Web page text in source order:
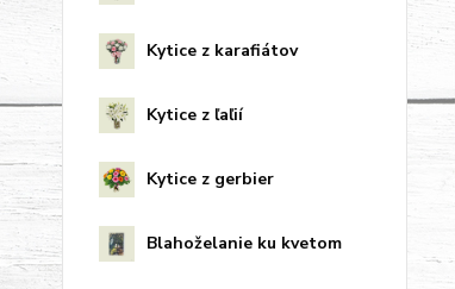
Kytice z karafiátov
Kytice z ľaľií
Kytice z gerbier
Blahoželanie ku kvetom